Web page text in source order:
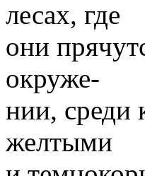
лесах, где
они
окруже-
нии, среди
желтыми